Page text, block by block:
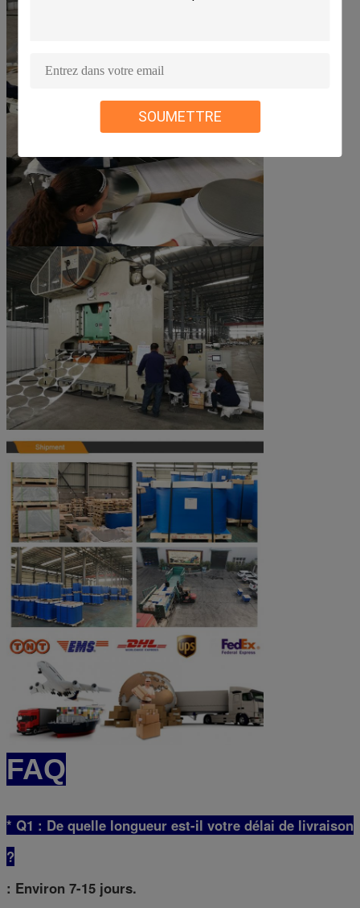
SOUMETTRE
FAQ
* Q1 : De quelle longueur est-il votre délai de livraison
?
: Environ 7-15 jours.